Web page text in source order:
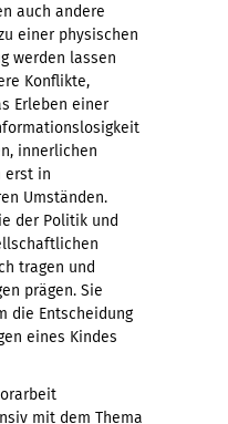
auch andere
einer physischen
werden lassen
Konflikte,
Erleben einer
innerlichen
erst in
Umständen.
der Politik und
tragen und
prägen. Sie
die Entscheidung
eines Kindes
mit dem Thema